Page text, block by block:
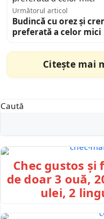
Următorul articol
Budincă cu orez și
preferată a celor mici
Citește mai
Caută
Chec gustos și
de doar 3 ouă,
ulei, 2